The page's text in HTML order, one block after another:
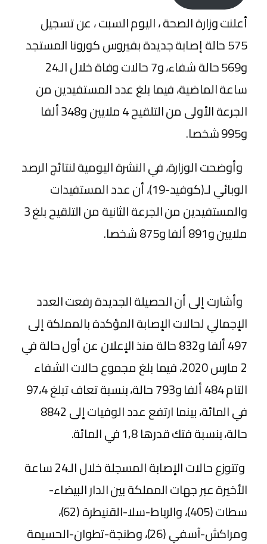
أعلنت وزارة الصحة ، اليوم السبت ، عن تسجيل
575 حالة إصابة جديدة بفيروس كورونا المستجد
و569 حالة شفاء، و7 حالات وفاة خلال الـ24
ساعة الماضية، فيما بلغ عدد المستفيدين من
الجرعة الأولى من التلقيح 4 ملايين و348 ألفا
و995 شخصا.
وأوضحت الوزارة، في النشرة اليومية لنتائج الرصد
الوبائي لـ(كوفيد-19)، أن عدد المستفيدات
والمستفيدين من الجرعة الثانية من التلقيح بلغ 3
ملايين و891 ألفا و875 شخصا.
وأشارت إلى أن الحصيلة الجديدة رفعت العدد
الإجمالي لحالات الإصابة المؤكدة بالمملكة إلى
497 ألفا و832 حالة منذ الإعلان عن أول حالة في
2 مارس 2020، فيما بلغ مجموع حالات الشفاء
التام 484 ألفا و793 حالة، بنسبة تعاف تبلغ 97،4
في المائة، بينما ارتفع عدد الوفيات إلى 8842
حالة، بنسبة فتك قدرها 1,8 في المائة.
وتتوزع حالات الإصابة المسجلة خلال الـ24 ساعة
الأخيرة عبر جهات المملكة بين الدار البيضاء-
سطات (405)، والرباط-سلا-القنيطرة (62)،
ومراكش-آسفي (26)، وطنجة-تطوان-الحسيمة